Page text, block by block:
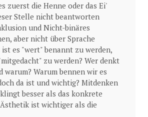
zuerst die Henne oder das Ei'
Stelle nicht beantworten
und Nicht-binäres
aber nicht über Sprache
ist es "wert" benannt zu werden,
zu werden? Wer denkt
warum? Warum bennen wir es
da ist und wichtig? Mitdenken
besser als das konkrete
ist wichtiger als die